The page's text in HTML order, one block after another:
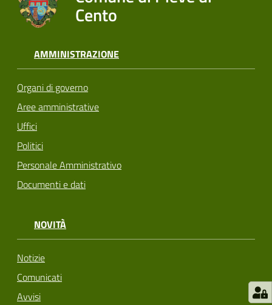
Cento
AMMINISTRAZIONE
Organi di governo
Aree amministrative
Uffici
Politici
Personale Amministrativo
Documenti e dati
NOVITÀ
Notizie
Comunicati
Avvisi